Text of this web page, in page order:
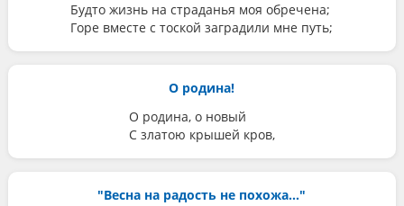
Будто жизнь на страданья моя обречена;
Горе вместе с тоской заградили мне путь;
О родина!
О родина, о новый
С златою крышей кров,
"Весна на радость не похожа..."